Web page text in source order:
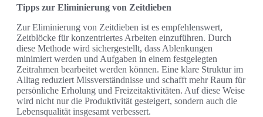
Tipps zur Eliminierung von Zeitdieben
Zur Eliminierung von Zeitdieben ist es empfehlenswert,
Zeitblöcke für konzentriertes Arbeiten einzuführen. Durch
diese Methode wird sichergestellt, dass Ablenkungen
minimiert werden und Aufgaben in einem festgelegten
Zeitrahmen bearbeitet werden können. Eine klare Struktur im
Alltag reduziert Missverständnisse und schafft mehr Raum für
persönliche Erholung und Freizeitaktivitäten. Auf diese Weise
wird nicht nur die Produktivität gesteigert, sondern auch die
Lebensqualität insgesamt verbessert.